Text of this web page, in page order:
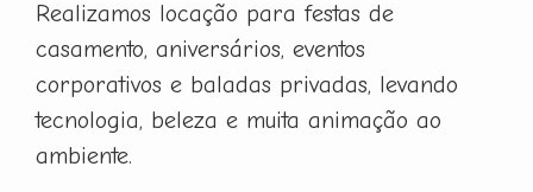
Realizamos locação para festas de
casamento, aniversários, eventos
corporativos e baladas privadas, levando
tecnologia, beleza e muita animação ao
ambiente.